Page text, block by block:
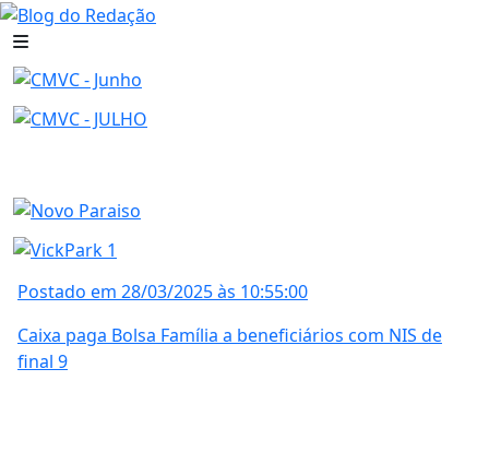
Postado em 28/03/2025 às 10:55:00
Caixa paga Bolsa Família a beneficiários com NIS de
final 9